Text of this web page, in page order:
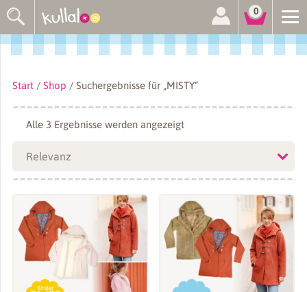
0
Suchen
nach:
Start/ Shop / Suchergebnisse für „MISTY“
Alle 3 Ergebnisse werden angezeigtNach